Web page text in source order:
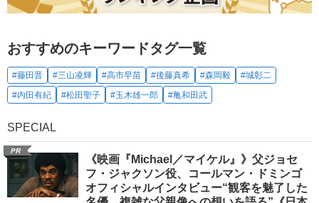
おすすめのキーワードタグ一覧
#藤田晋 #三山凌輝 #高市早苗 #後藤真希 #森岡毅
#城彰二
#内田有紀
#松田聖子 #玉木雄一郎 #亀和田武
SPECIAL
PR
《映画『Michael／マイケル』》父ジョセ
フ・ジャクソン役、コールマン・ドミンゴ
オフィシャルインタビュー“観客を魅了した